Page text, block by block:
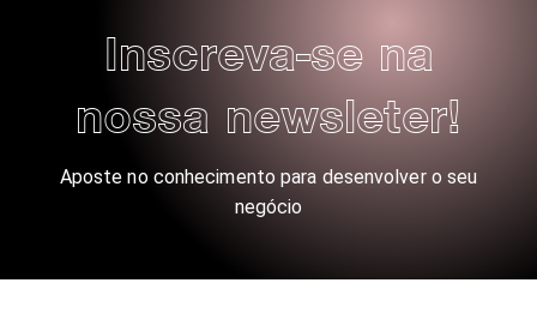
Inscreva-se na
nossa newsleter!
Aposte no conhecimento para desenvolver o seu
negócio